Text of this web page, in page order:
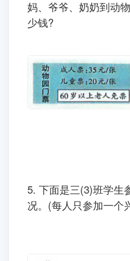
妈、爷爷、奶奶到动
少钱?
5. 下面是三(3)班学生
况。(每人只参加一个